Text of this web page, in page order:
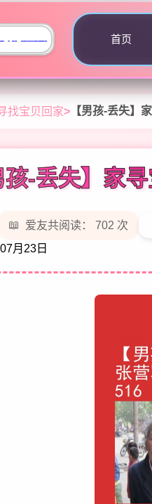
首页
找宝贝回家> 【男孩-丢失】
孩-丢失】家
爱友共阅读： 702 次
月23日